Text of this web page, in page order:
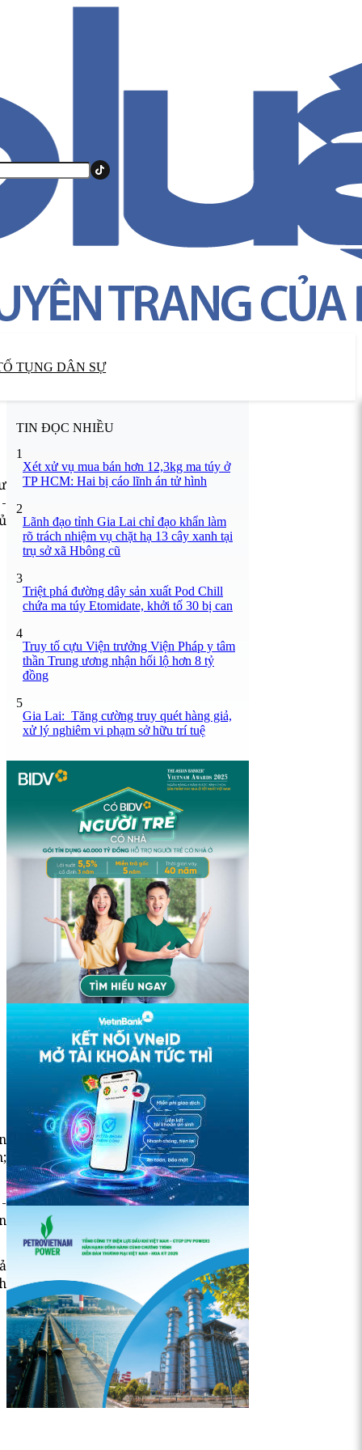
TỤNG DÂN SỰ
TIN ĐỌC NHIỀU
1
Xét xử vụ mua bán hơn 12,3kg ma túy ở
TP HCM: Hai bị cáo lĩnh án tử hình
2
Lãnh đạo tỉnh Gia Lai chỉ đạo khẩn làm
rõ trách nhiệm vụ chặt hạ 13 cây xanh tại
trụ sở xã Hbông cũ
3
Triệt phá đường dây sản xuất Pod Chill
chứa ma túy Etomidate, khởi tố 30 bị can
4
Truy tố cựu Viện trưởng Viện Pháp y tâm
thần Trung ương nhận hối lộ hơn 8 tỷ
đồng
5
Gia Lai: Tăng cường truy quét hàng giả,
xử lý nghiêm vi phạm sở hữu trí tuệ